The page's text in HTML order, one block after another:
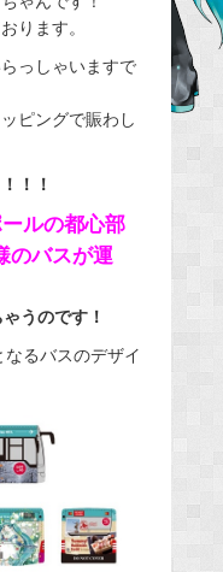
ります。
っしゃいますで
ピングで賑わし
！！
ルの都心部
のバスが運
うのです！
るバスのデザイ